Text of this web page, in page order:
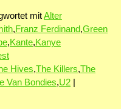
mitAlter
,Franz Ferdinand,Green
,Kante,Kanye
Hives,The Killers,The
Van Bondies,U2